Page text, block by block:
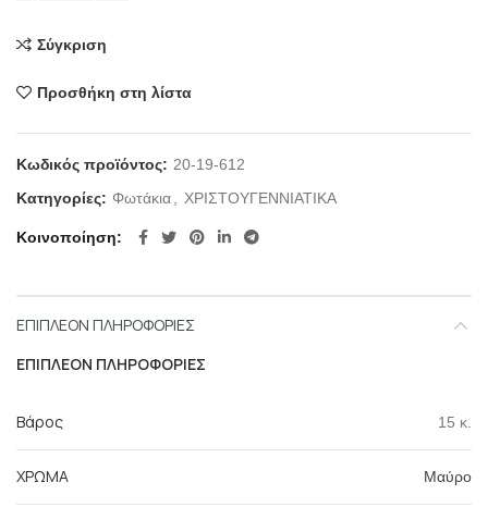
Σύγκριση
Προσθήκη στη λίστα
Κωδικός προϊόντος: 20-19-612
Κατηγορίες: Φωτάκια ΧΡΙΣΤΟΥΓΕΝΝΙΑΤΙΚΑ
Κοινοποίηση
ΕΠΙΠΛΈΟΝ ΠΛΗΡΟΦΟΡΊΕΣ
ΕΠΙΠΛΈΟΝ ΠΛΗΡΟΦΟΡΊΕΣ
Βάρος 15 κ.
ΧΡΩΜΑ Μαύρο